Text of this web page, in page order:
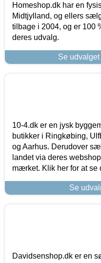
Homeshop.dk har en
Midtjylland, og ellers
tilbage i 2004, og er 100
deres udvalg.
Se
10-4.dk er en jysk
butikker i Ringkøbing,
og Aarhus. Derudover
landet via deres
mærket. Klik her for at se
Se
Davidsenshop.dk er en